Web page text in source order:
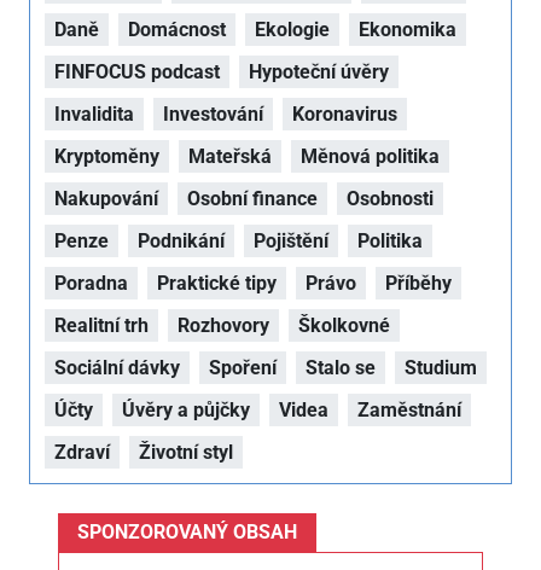
Daně
Domácnost Ekologie
Ekonomika
FINFOCUS podcast
Hypoteční úvěry
Invalidita
Investování
Koronavirus
Kryptoměny
Mateřská
Měnová politika
Nakupování
Osobní finance
Osobnosti
Penze
Podnikání Pojištění
Politika
Poradna
Praktické tipy Právo
Příběhy
Realitní trh
Rozhovory
Školkovné
Sociální dávky
Spoření Stalo se
Studium
Účty
Úvěry a půjčky Videa
Zaměstnání
Zdraví
Životní styl
SPONZOROVANÝ OBSAH